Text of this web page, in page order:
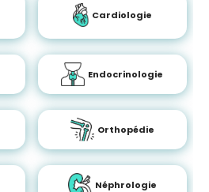
Cardiologie
Endocrinologie
Orthopédie
Néphrologie